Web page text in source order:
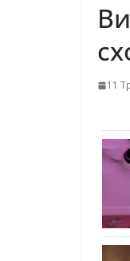
11